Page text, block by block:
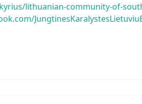
lithuanian-community-of-